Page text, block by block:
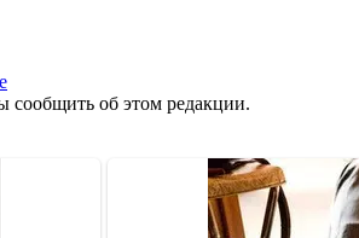
сообщить об этом редакции.